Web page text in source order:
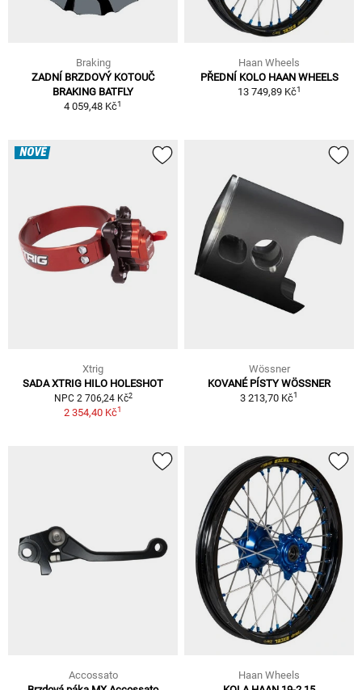
Braking
ZADNÍ BRZDOVÝ KOTOUČ
BRAKING BATFLY
4 059,48 Kč1
Haan Wheels
PŘEDNÍ KOLO HAAN WHEELS
13 749,89 Kč1
NOVÉ
Xtrig
SADA XTRIG HILO HOLESHOT
NPC 2 706,24 Kč2
2 354,40 Kč1
Wössner
KOVANÉ PÍSTY WÖSSNER
3 213,70 Kč1
Accossato
Haan Wheels